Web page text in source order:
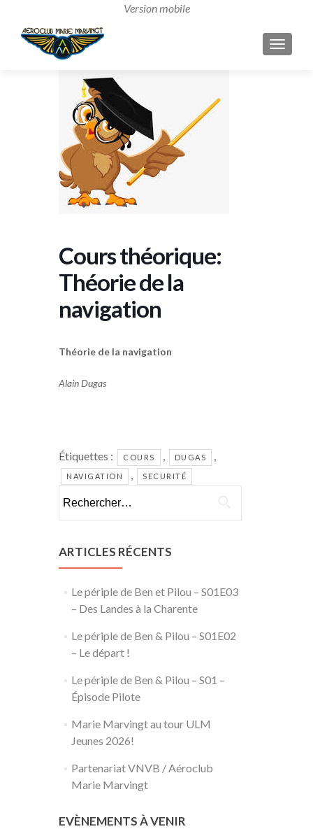
Cours théorique:
Théorie de la
navigation
Théorie de la navigation
Alain Dugas
Étiquettes : COURS , DUGAS ,
NAVIGATION , SECURITÉ
ARTICLES RÉCENTS
Le périple de Ben et Pilou – S01E03
– Des Landes à la Charente
Le périple de Ben & Pilou – S01E02
– Le départ !
Le périple de Ben & Pilou – S01 –
Épisode Pilote
Marie Marvingt au tour ULM
Jeunes 2026!
Partenariat VNVB / Aéroclub
Marie Marvingt
EVÈNEMENTS À VENIR